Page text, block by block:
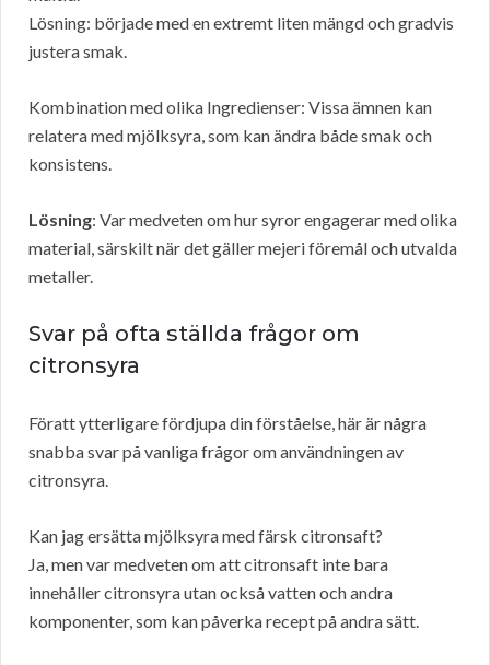
Lösning: började med en extremt liten mängd och gradvis
justera smak.
Kombination med olika Ingredienser: Vissa ämnen kan
relatera med mjölksyra, som kan ändra både smak och
konsistens.
Lösning: Var medveten om hur syror engagerar med olika
material, särskilt när det gäller mejeri föremål och utvalda
metaller.
Svar på ofta ställda frågor om
citronsyra
Föratt ytterligare fördjupa din förståelse, här är några
snabba svar på vanliga frågor om användningen av
citronsyra.
Kan jag ersätta mjölksyra med färsk citronsaft?
Ja, men var medveten om att citronsaft inte bara
innehåller citronsyra utan också vatten och andra
komponenter, som kan påverka recept på andra sätt.